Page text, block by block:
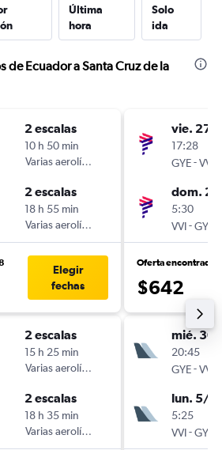
Última
hora
Solo
ida
de Ecuador a Santa Cruz de la
2 escalas
10 h 50 min
Varias aerolíneas
2 escalas
18 h 55 min
Varias aerolíneas
Elegir
fechas
2 escalas
15 h 25 min
Varias aerolíneas
2 escalas
18 h 35 min
Varias aerolíneas
vie. 27/
17:28
GYE-VVI
dom.
5:30
VVI-GYE
Oferta encontrada
$642
mié.
20:45
GYE-VVI
lun. 5/
5:25
VVI-GYE